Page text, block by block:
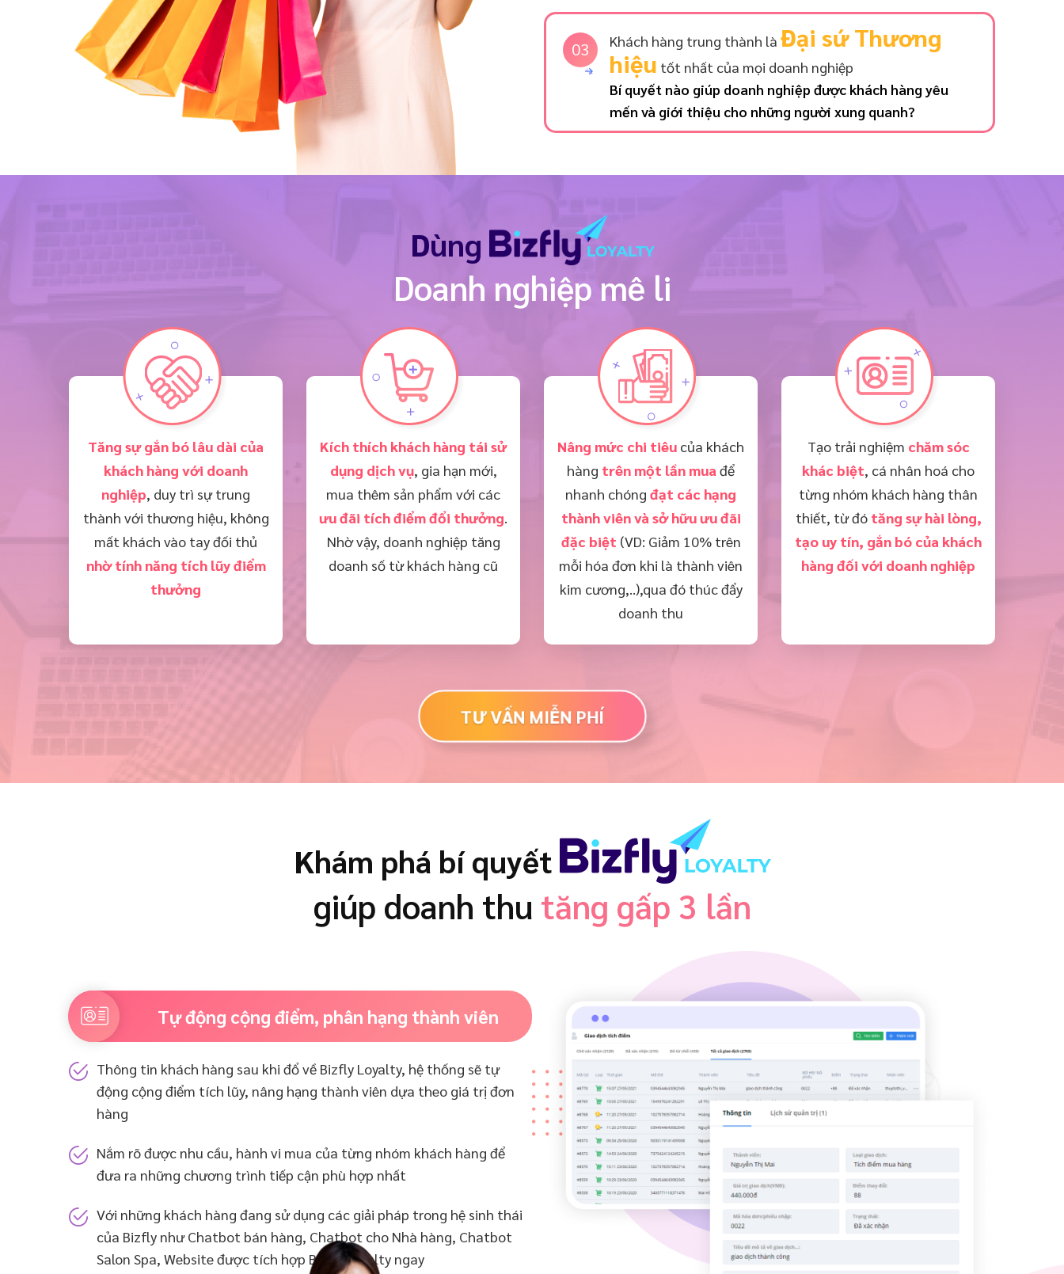
03 Khách hàng trung thành là Đại sứ Thương
hiệu tốt nhất của mọi doanh nghiệp
Bí quyết nào giúp doanh nghiệp được khách hàng yêu
mến và giới thiệu cho những người xung quanh?
Dùng
Doanh nghiệp mê li
Tăng sự gắn bó lâu dài của
khách hàng với doanh
nghiệp, duy trì sự trung
thành với thương hiệu, không
mất khách vào tay đối thủ
nhờ tính năng tích lũy điểm
thưởng
Kích thích khách hàng tái sử
dụng dịch vụ, gia hạn mới,
mua thêm sản phẩm với các
ưu đãi tích điểm đổi thưởng.
Nhờ vậy, doanh nghiệp tăng
doanh số từ khách hàng cũ
Nâng mức chi tiêu của khách
hàng trên một lần mua để
nhanh chóng đạt các hạng
thành viên và sở hữu ưu đãi
đặc biệt (VD: Giảm 10% trên
mỗi hóa đơn khi là thành viên
kim cương,..),qua đó thúc đẩy
doanh thu
Tạo trải nghiệm chăm sóc
khác biệt, cá nhân hoá cho
từng nhóm khách hàng thân
thiết, từ đó tăng sự hài lòng,
tạo uy tín, gắn bó của khách
hàng đối với doanh nghiệp
TƯ VẤN MIỄN PHÍ
Khám phá bí quyết
giúp doanh thu tăng gấp 3 lần
Tự động cộng điểm, phân hạng thành viên
Thông tin khách hàng sau khi đổ về Bizfly Loyalty, hệ thống sẽ tự
động cộng điểm tích lũy, nâng hạng thành viên dựa theo giá trị đơn
hàng
Nắm rõ được nhu cầu, hành vi mua của từng nhóm khách hàng để
đưa ra những chương trình tiếp cận phù hợp nhất
Với những khách hàng đang sử dụng các giải pháp trong hệ sinh thái
của Bizfly như Chatbot bán hàng, Chatbot cho Nhà hàng, Chatbot
Salon Spa, Website được tích hợp Bizfly Loyalty ngay